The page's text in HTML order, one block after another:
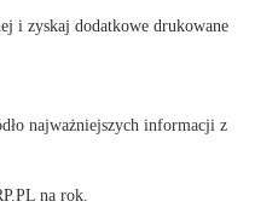
i zyskaj dodatkowe drukowane
najważniejszych informacji z
na rok.